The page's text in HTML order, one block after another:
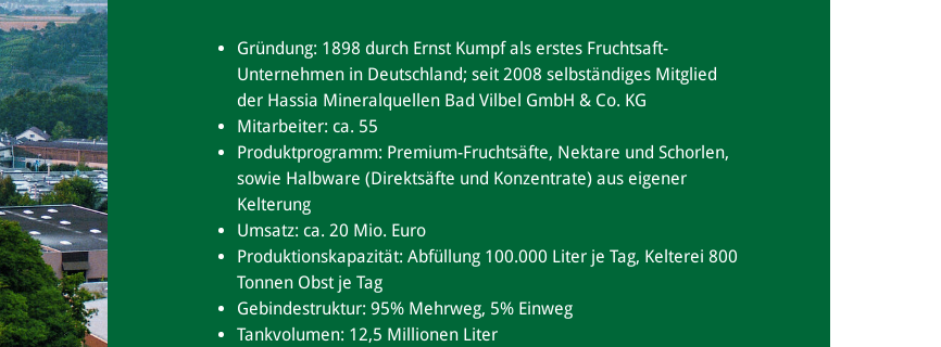
Gründung: 1898 durch Ernst Kumpf als erstes Fruchtsaft-
Unternehmen in Deutschland; seit 2008 selbständiges Mitglied
der Hassia Mineralquellen Bad Vilbel GmbH & Co. KG
Mitarbeiter: ca. 55
Produktprogramm: Premium-Fruchtsäfte, Nektare und Schorlen,
sowie Halbware (Direktsäfte und Konzentrate) aus eigener
Kelterung
Umsatz: ca. 20 Mio. Euro
Produktionskapazität: Abfüllung 100.000 Liter je Tag, Kelterei 800
Tonnen Obst je Tag
Gebindestruktur: 95% Mehrweg, 5% Einweg
Tankvolumen: 12,5 Millionen Liter